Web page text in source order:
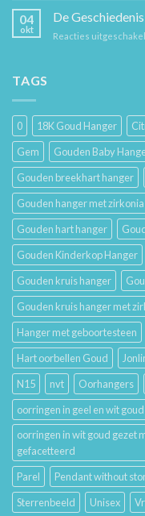
04
okt
De
Reacties
TAGS
0 18K Goud Hanger
Gem
Gouden Baby
Gouden breekhart hanger
Gouden hanger met zirkonia
Gouden hart hanger
Gouden Kinderkop Hanger
Gouden kruis hanger
Gouden kruis hanger met
Hanger met geboortesteen
Hart oorbellen Goud
N15
nvt Oorhangers
oorringen in geel en wit
oorringen in wit goud gezet
gefacetteerd
Parel
Pendant without
Sterrenbeeld
Unisex